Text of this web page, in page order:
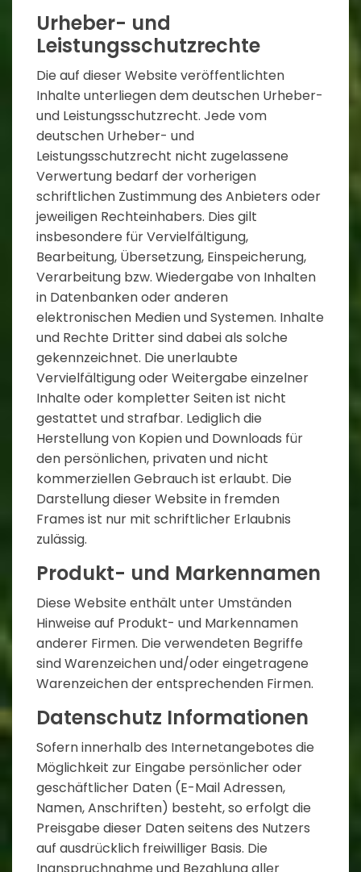
Urheber- und
Leistungsschutzrechte
Die auf dieser Website veröffentlichten
Inhalte unterliegen dem deutschen Urheber-
und Leistungsschutzrecht. Jede vom
deutschen Urheber- und
Leistungsschutzrecht nicht zugelassene
Verwertung bedarf der vorherigen
schriftlichen Zustimmung des Anbieters oder
jeweiligen Rechteinhabers. Dies gilt
insbesondere für Vervielfältigung,
Bearbeitung, Übersetzung, Einspeicherung,
Verarbeitung bzw. Wiedergabe von Inhalten
in Datenbanken oder anderen
elektronischen Medien und Systemen. Inhalte
und Rechte Dritter sind dabei als solche
gekennzeichnet. Die unerlaubte
Vervielfältigung oder Weitergabe einzelner
Inhalte oder kompletter Seiten ist nicht
gestattet und strafbar. Lediglich die
Herstellung von Kopien und Downloads für
den persönlichen, privaten und nicht
kommerziellen Gebrauch ist erlaubt. Die
Darstellung dieser Website in fremden
Frames ist nur mit schriftlicher Erlaubnis
zulässig.
Produkt- und Markennamen
Diese Website enthält unter Umständen
Hinweise auf Produkt- und Markennamen
anderer Firmen. Die verwendeten Begriffe
sind Warenzeichen und/oder eingetragene
Warenzeichen der entsprechenden Firmen.
Datenschutz Informationen
Sofern innerhalb des Internetangebotes die
Möglichkeit zur Eingabe persönlicher oder
geschäftlicher Daten (E-Mail Adressen,
Namen, Anschriften) besteht, so erfolgt die
Preisgabe dieser Daten seitens des Nutzers
auf ausdrücklich freiwilliger Basis. Die